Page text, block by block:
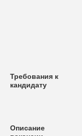
Требования к
кандидату
Описание